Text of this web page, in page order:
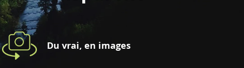
Du vrai, en images